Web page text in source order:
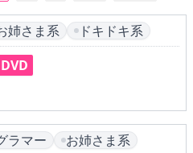
姉さま系
ドキドキ系
DVD
ラマー
お姉さま系